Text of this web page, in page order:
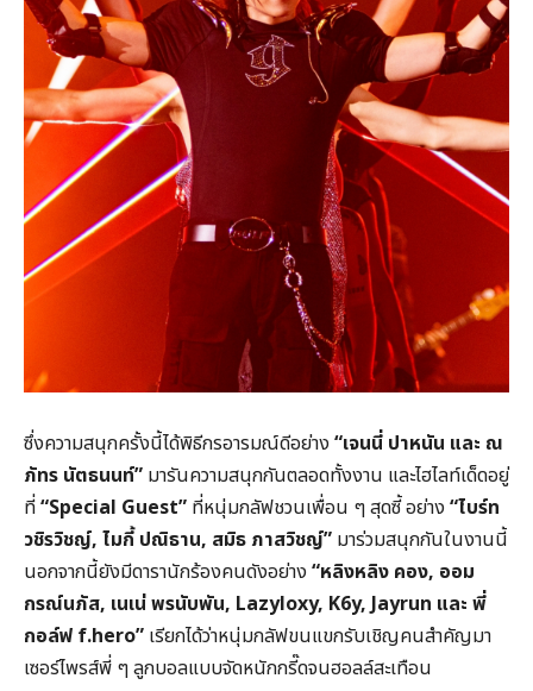
ซึ่งความสนุกครั้งนี้ได้พิธีกรอารมณ์ดีอย่าง “เจนนี่ ปาหนัน และ ณ
ภัทร นัตธนนท์” มารันความสนุกกันตลอดทั้งงาน และไฮไลท์เด็ดอยู่
ที่“Special Guest” ที่หนุ่มกลัฟชวนเพื่อน ๆ สุดซี้ อย่าง “ไบร์ท
วชิรวิชญ์, ไมกี้ ปณิธาน, สมิธ ภาสวิชญ์” มาร่วมสนุกกันในงานนี้
นอกจากนี้ยังมีดารานักร้องคนดังอย่าง “หลิงหลิง คอง, ออม
กรณ์นภัส, เนเน่ พรนับพัน, Lazyloxy, K6y, Jayrun และ พี่
กอล์ฟ f.hero” เรียกได้ว่าหนุ่มกลัฟขนแขกรับเชิญคนสำคัญมา
เซอร์ไพรส์พี่ ๆ ลูกบอลแบบจัดหนักกรี๊ดจนฮอลล์สะเทือน